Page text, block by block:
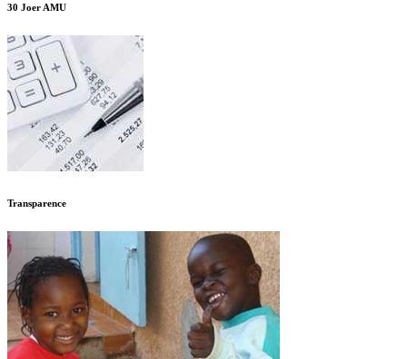
30 Joer AMU
Transparence